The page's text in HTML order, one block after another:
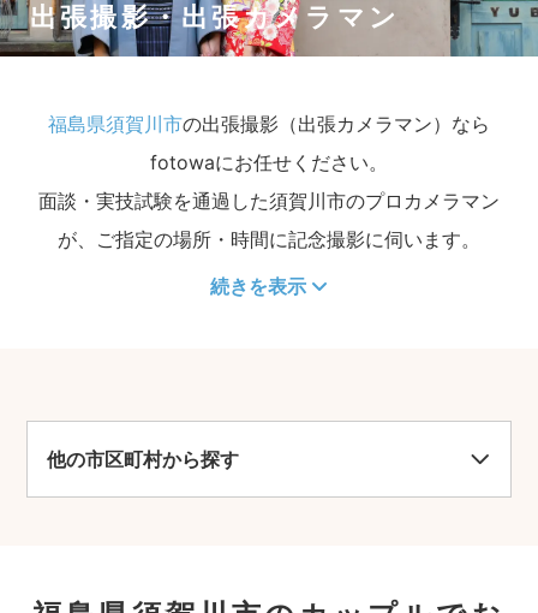
出張撮影・出張カメラマン
福島県須賀川市の出張撮影（出張カメラマン）なら
fotowaにお任せください。
面談・実技試験を通過した須賀川市のプロカメラマン
が、ご指定の場所・時間に記念撮影に伺います。
続きを表示
他の市区町村から探す